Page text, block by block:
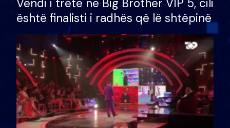
Vendi i tretë në Big Brother VIP 5, cili
është finalisti i radhës që lë shtëpinë